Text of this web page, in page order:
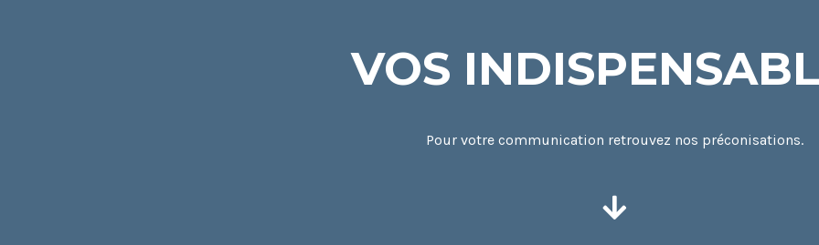
VOS
Pour votre communication retrouvez nos préconisations.